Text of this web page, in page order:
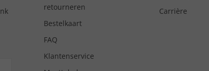
retourneren
Bestelkaart
FAQ
Klantenservice
Carrière